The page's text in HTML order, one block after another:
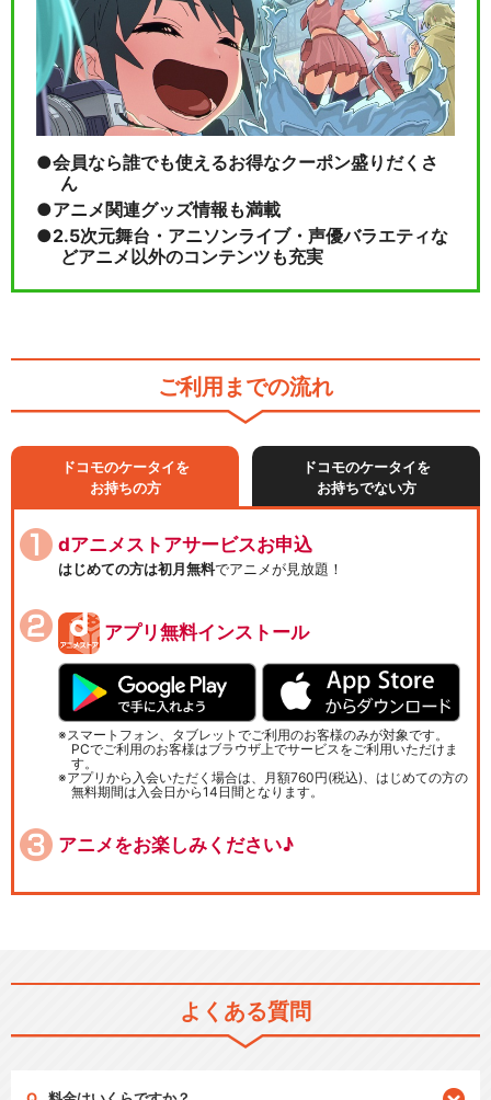
会員なら誰でも使えるお得なクーポン盛りだくさ
ん
アニメ関連グッズ情報も満載
2.5次元舞台・アニソンライブ・声優バラエティな
どアニメ以外のコンテンツも充実
ご利用までの流れ
ドコモのケータイを
お持ちの方
ドコモのケータイを
お持ちでない方
dアニメストアサービスお申込
はじめての方は初月無料でアニメが見放題！
アプリ無料インストール
スマートフォン、タブレットでご利用のお客様のみが対象です。
PCでご利用のお客様はブラウザ上でサービスをご利用いただけま
す。
アプリから入会いただく場合は、月額760円(税込)、はじめての方の
無料期間は入会日から14日間となります。
アニメをお楽しみください♪
よくある質問